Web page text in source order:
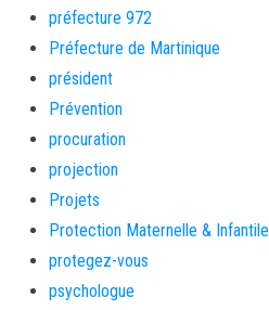
préfecture 972
Préfecture de Martinique
président
Prévention
procuration
projection
Projets
Protection Maternelle & Infantile
protegez-vous
psychologue